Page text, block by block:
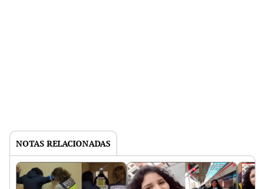
NOTAS RELACIONADAS